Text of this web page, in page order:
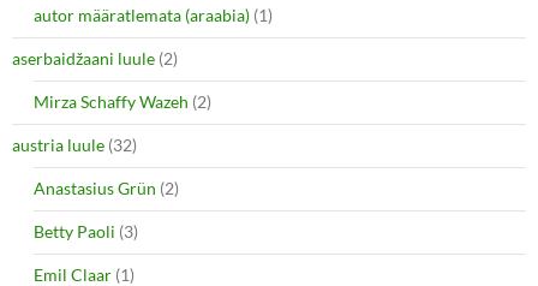
autor määratlemata (araabia) (1)
aserbaidžaani luule (2)
Mirza Schaffy Wazeh (2)
austria luule (32)
Anastasius Grün (2)
Betty Paoli (3)
Emil Claar (1)